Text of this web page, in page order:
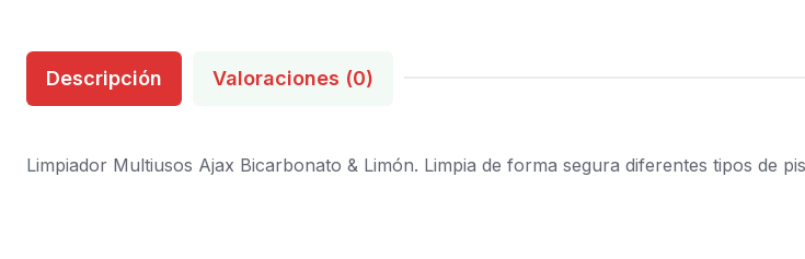
Descripción Valoraciones (0)
Limpiador Multiusos Ajax Bicarbonato & Limón. Limpia de forma segura diferentes tipos de